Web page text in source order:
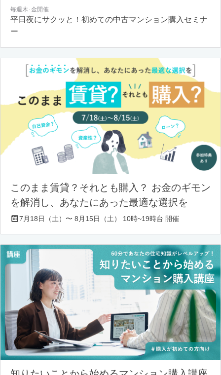
毎週木･金開催
平日夜にサクッと！初めての中古マンション購入セミナ
ー
このまま賃貸？それとも購入？ お金のギモン
を解消し、あなたにあった最適な選択を
7月18日（土）〜 8月15日（土） 10時~19時台 開催